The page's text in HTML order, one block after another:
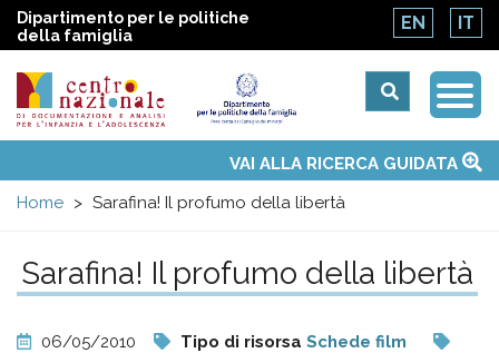
Dipartimento per le politiche
della famiglia
EN IT
Centro
nazionale
di
Documentazione
menu
Temi
Attività
Convenzione ONUVAI ALLA RICERCA GUIDATA
Home
Sarafina! Il profumo della libertà
Sarafina! Il profumo della libertà
06/05/2010 Tipo di risorsa Schede film